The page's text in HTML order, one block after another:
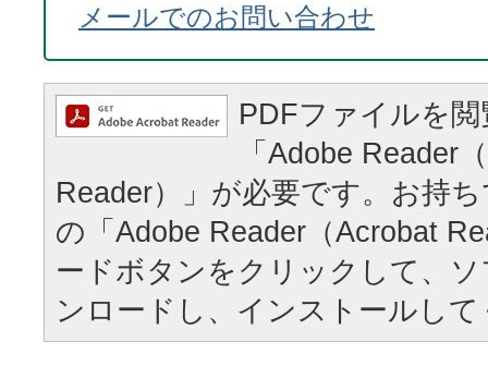
メールでのお問い合わせ
PDFファイルを
「Adobe Reader
Reader）」が必要です。お持
の「Adobe Reader（Acrobat
ードボタンをクリックして、
ンロードし、インストールし